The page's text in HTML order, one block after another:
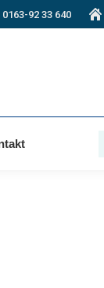
0163-92 33 640